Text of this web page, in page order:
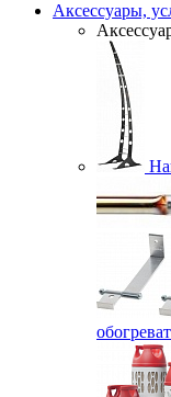
Аксессуары,